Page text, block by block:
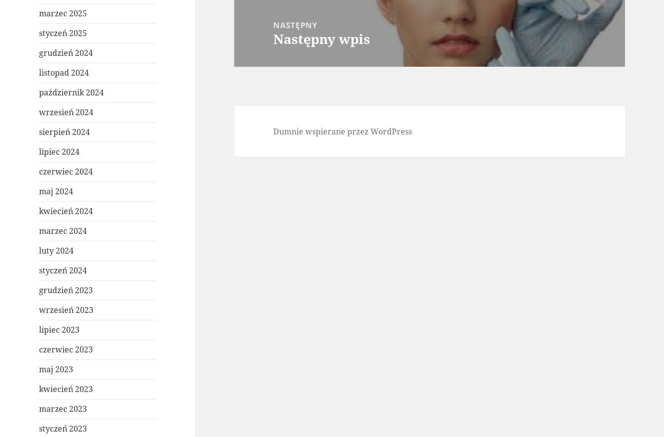
marzec 2025
styczeń 2025
grudzień 2024
listopad 2024
październik 2024
wrzesień 2024
sierpień 2024
lipiec 2024
czerwiec 2024
maj 2024
kwiecień 2024
marzec 2024
luty 2024
styczeń 2024
grudzień 2023
wrzesień 2023
lipiec 2023
czerwiec 2023
maj 2023
kwiecień 2023
marzec 2023
styczeń 2023
NASTĘPNY
Następny
Następny wpis
Dumnie wspierane przez WordPress